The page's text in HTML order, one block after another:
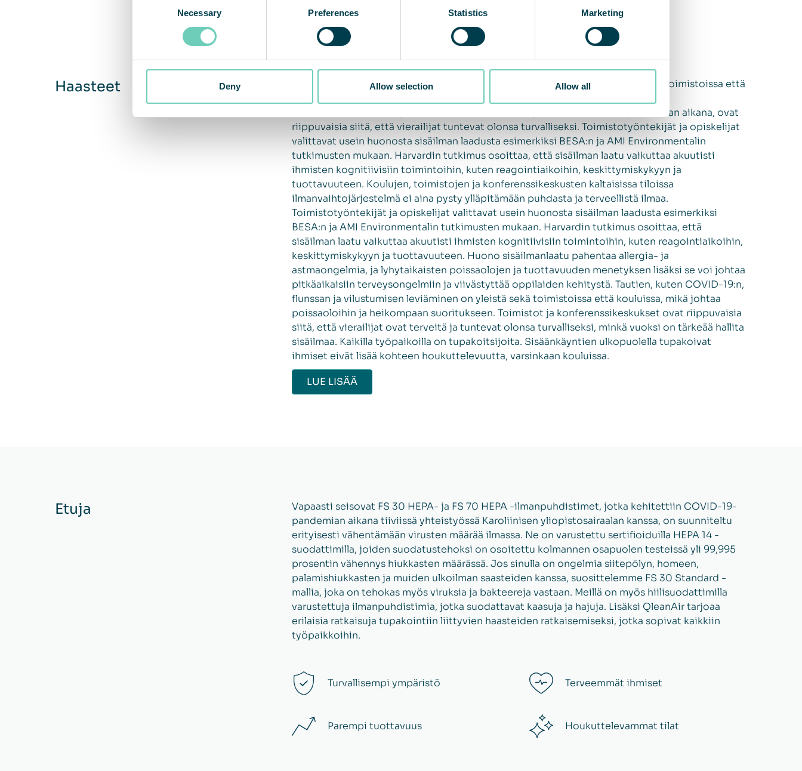
Necessary Preferences Statistics Marketing
Deny Allow selection Allow all
Haasteet
Tautien, kuten COVID-19:n, flunssan ja vilustumisen leviäminen on yleistä sekä toimistoissa että
konferenssikeskukset, jotka ovat olleet osittain suljettuina COVID-19-pandemian aikana, ovat
riippuvaisia siitä, että vierailijat tuntevat olonsa turvalliseksi. Toimistotyöntekijät ja opiskelijat
valittavat usein huonosta sisäilman laadusta esimerkiksi BESA:n ja AMI Environmentalin
tutkimusten mukaan. Harvardin tutkimus osoittaa, että sisäilman laatu vaikuttaa akuutisti
ihmisten kognitiivisiin toimintoihin, kuten reagointiaikoihin, keskittymiskykyyn ja
tuottavuuteen. Koulujen, toimistojen ja konferenssikeskusten kaltaisissa tiloissa
ilmanvaihtojärjestelmä ei aina pysty ylläpitämään puhdasta ja terveellistä ilmaa.
Toimistotyöntekijät ja opiskelijat valittavat usein huonosta sisäilman laadusta esimerkiksi
BESA:n ja AMI Environmentalin tutkimusten mukaan. Harvardin tutkimus osoittaa, että
sisäilman laatu vaikuttaa akuutisti ihmisten kognitiivisiin toimintoihin, kuten reagointiaikoihin,
keskittymiskykyyn ja tuottavuuteen. Huono sisäilmanlaatu pahentaa allergia- ja
astmaongelmia, ja lyhytaikaisten poissaolojen ja tuottavuuden menetyksen lisäksi se voi johtaa
pitkäaikaisiin terveysongelmiin ja viivästyttää oppilaiden kehitystä. Tautien, kuten COVID-19:n,
flunssan ja vilustumisen leviäminen on yleistä sekä toimistoissa että kouluissa, mikä johtaa
poissaoloihin ja heikompaan suoritukseen. Toimistot ja konferenssikeskukset ovat riippuvaisia
siitä, että vierailijat ovat terveitä ja tuntevat olonsa turvalliseksi, minkä vuoksi on tärkeää hallita
sisäilmaa. Kaikilla työpaikoilla on tupakoitsijoita. Sisäänkäyntien ulkopuolella tupakoivat
ihmiset eivät lisää kohteen houkuttelevuutta, varsinkaan kouluissa.
LUE LISÄÄ
Etuja
Vapaasti seisovat FS 30 HEPA- ja FS 70 HEPA -ilmanpuhdistimet, jotka kehitettiin COVID-19-
pandemian aikana tiiviissä yhteistyössä Karoliinisen yliopistosairaalan kanssa, on suunniteltu
erityisesti vähentämään virusten määrää ilmassa. Ne on varustettu sertifioiduilla HEPA 14 -
suodattimilla, joiden suodatustehoksi on osoitettu kolmannen osapuolen testeissä yli 99,995
prosentin vähennys hiukkasten määrässä. Jos sinulla on ongelmia siitepölyn, homeen,
palamishiukkasten ja muiden ulkoilman saasteiden kanssa, suosittelemme FS 30 Standard -
mallia, joka on tehokas myös viruksia ja bakteereja vastaan. Meillä on myös hiilisuodattimilla
varustettuja ilmanpuhdistimia, jotka suodattavat kaasuja ja hajuja. Lisäksi QleanAir tarjoaa
erilaisia ratkaisuja tupakointiin liittyvien haasteiden ratkaisemiseksi, jotka sopivat kaikkiin
työpaikkoihin.
Turvallisempi ympäristö Terveemmät ihmiset
Parempi tuottavuus Houkuttelevammat tilat